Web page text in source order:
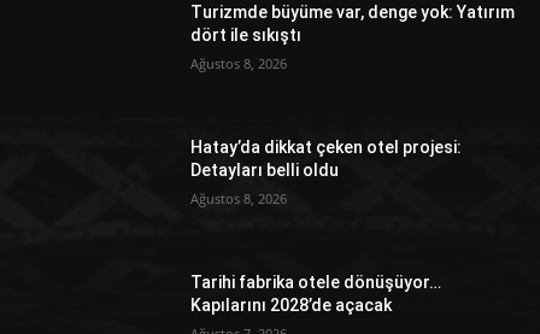
Turizmde büyüme var, denge yok: Yatırım
dört ile sıkıştı
Ağustos 8, 2026
Hatay’da dikkat çeken otel projesi:
Detayları belli oldu
Ağustos 8, 2026
Tarihi fabrika otele dönüşüyor…
Kapılarını 2028’de açacak